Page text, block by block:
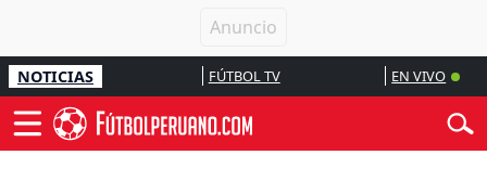
NOTICIAS FÚTBOL TV EN VIVO